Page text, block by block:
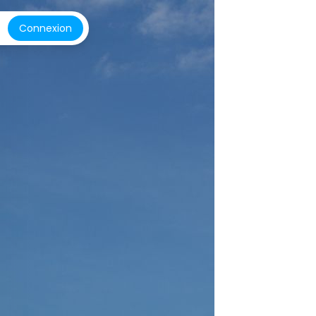
Connexion